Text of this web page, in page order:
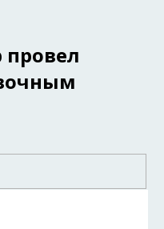
провел